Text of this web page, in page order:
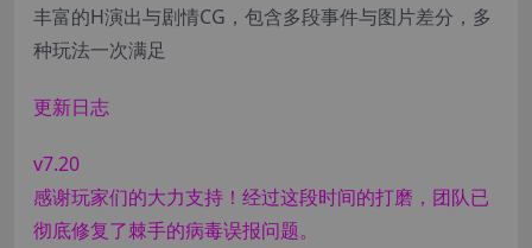
丰富的H演出与剧情CG，包含多段事件与图片差分，多
种玩法一次满足
更新日志
v7.20
感谢玩家们的大力支持！经过这段时间的打磨，团队已
彻底修复了棘手的病毒误报问题。